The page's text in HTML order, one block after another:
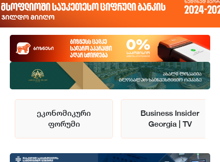
ეკონომიკური
ფორუმი
Business Insider
Georgia | TV